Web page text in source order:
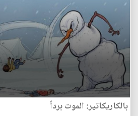
بالكاريكاتير: الموت برداً